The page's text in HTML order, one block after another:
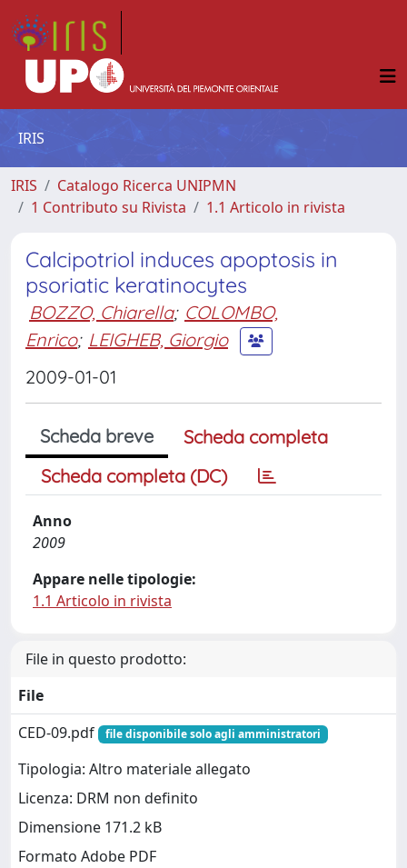
IRIS
IRIS
Catalogo Ricerca UNIPMN
1 Contributo su Rivista
1.1 Articolo in rivista
Calcipotriol induces apoptosis in
psoriatic keratinocytes
BOZZO, Chiarella; COLOMBO,
Enrico; LEIGHEB, Giorgio
2009-01-01
Scheda breve
Scheda completa
Scheda completa (DC)
Anno
2009
Appare nelle tipologie:
1.1 Articolo in rivista
File in questo prodotto:
File
CED-09.pdf
file disponibile solo agli amministratori
Tipologia: Altro materiale allegato
Licenza: DRM non definito
Dimensione 171.2 kB
Formato Adobe PDF